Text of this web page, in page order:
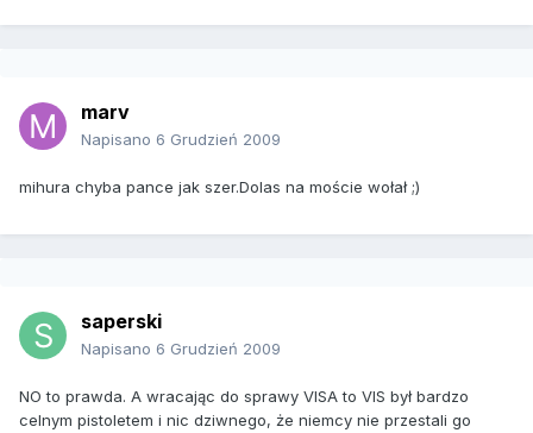
marv
Napisano 6 Grudzień 2009
mihura chyba pance jak szer.Dolas na moście wołał ;)
saperski
Napisano 6 Grudzień 2009
NO to prawda. A wracając do sprawy VISA to VIS był bardzo
celnym pistoletem i nic dziwnego, że niemcy nie przestali go